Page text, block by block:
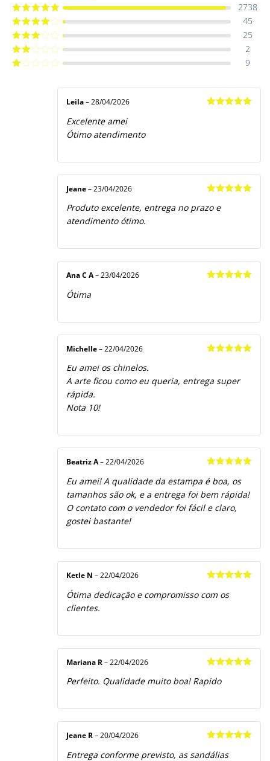
Avaliação5
2738
Avaliação
45
Avaliação
25
Avaliação
2
9
Leila – 28/04/2026
Excelente amei
Ótimo atendimento
de 5
Jeane – 23/04/2026
Produto excelente, entrega no prazo e
atendimento ótimo.
Ana C A– 23/04/2026
Ótima
Michelle – 22/04/2026
Eu amei os chinelos.
A arte ficou como eu queria, entrega super
rápida.
Nota 10!
de 5
Beatriz A– 22/04/2026
Eu amei! A qualidade da estampa é boa, os
tamanhos são ok, e a entrega foi bem rápida!
O contato com o vendedor foi fácil e claro,
gostei bastante!
de 5
Ketle N – 22/04/2026
Ótima dedicação e compromisso com os
clientes.
de 5
Mariana R – 22/04/2026
Perfeito. Qualidade muito boa! Rapido
de 5
Jeane R – 20/04/2026
Entrega conforme previsto, as sandálias